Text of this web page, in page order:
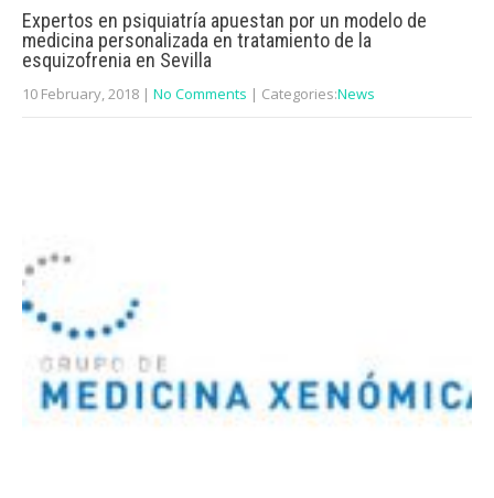
Expertos en psiquiatría apuestan por un modelo de
medicina personalizada en tratamiento de la
esquizofrenia en Sevilla
10 February, 2018 | No Comments | Categories:News